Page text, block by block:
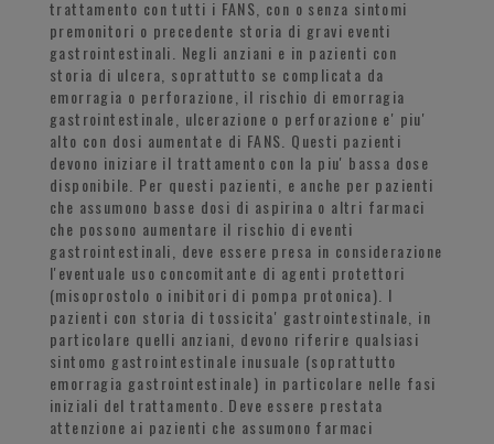
trattamento con tutti i FANS, con o senza sintomi
premonitori o precedente storia di gravi eventi
gastrointestinali. Negli anziani e in pazienti con
storia di ulcera, soprattutto se complicata da
emorragia o perforazione, il rischio di emorragia
gastrointestinale, ulcerazione o perforazione e' piu'
alto con dosi aumentate di FANS. Questi pazienti
devono iniziare il trattamento con la piu' bassa dose
disponibile. Per questi pazienti, e anche per pazienti
che assumono basse dosi di aspirina o altri farmaci
che possono aumentare il rischio di eventi
gastrointestinali, deve essere presa in considerazione
l'eventuale uso concomitante di agenti protettori
(misoprostolo o inibitori di pompa protonica). I
pazienti con storia di tossicita' gastrointestinale, in
particolare quelli anziani, devono riferire qualsiasi
sintomo gastrointestinale inusuale (soprattutto
emorragia gastrointestinale) in particolare nelle fasi
iniziali del trattamento. Deve essere prestata
attenzione ai pazienti che assumono farmaci